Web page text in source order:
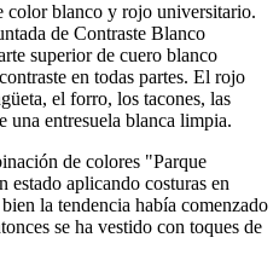
color blanco y rojo universitario.
de Contraste Blanco
superior de cuero blanco
en todas partes. El rojo
el forro, los tacones, las
una entresuela blanca limpia.
de colores "Parque
aplicando costuras en
la tendencia había comenzado
se ha vestido con toques de